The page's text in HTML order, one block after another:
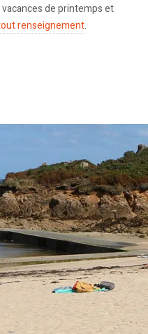
de printemps et
renseignement.